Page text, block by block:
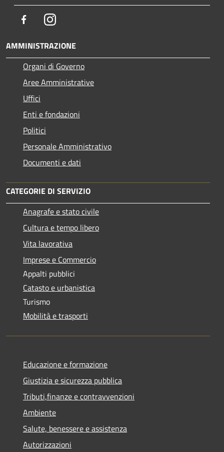
FacebookInstagram
AMMINISTRAZIONE
Organi di Governo
Aree Amministrative
Uffici
Enti e fondazioni
Politici
Personale Amministrativo
Documenti e dati
CATEGORIE DI SERVIZIO
Anagrafe e stato civile
Cultura e tempo libero
Vita lavorativa
Imprese e Commercio
Appalti pubblici
Catasto e urbanistica
Turismo
Mobilità e trasporti
Educazione e formazione
Giustizia e sicurezza pubblica
Tributi,finanze e contravvenzioni
Ambiente
Salute, benessere e assistenza
Autorizzazioni